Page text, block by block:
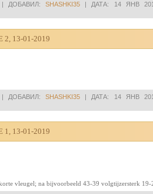
ДОБАВИЛ: SHASHKI35 |ДАТА: 14 ЯНВ
2, 13-01-2019
ДОБАВИЛ: SHASHKI35 |ДАТА: 14 ЯНВ
1, 13-01-2019
vleugel; na bijvoorbeeld 43-39 volgtijzersterk 19-